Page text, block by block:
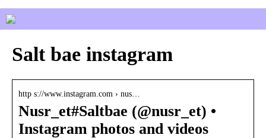
Salt bae instagram
http s://www.instagram.com › nus…
Nusr_et#Saltbae (@nusr_et) •
Instagram photos and videos